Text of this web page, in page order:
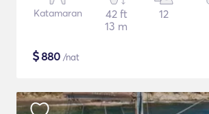
Katamaran
42 ft
13 m
12
$880 /nat